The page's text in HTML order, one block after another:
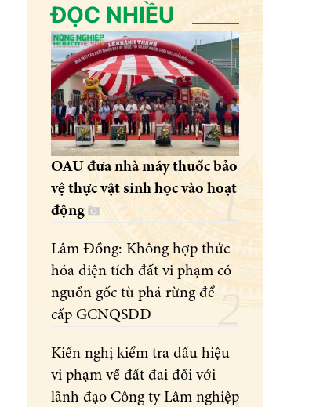
ĐỌC NHIỀU
OAU đưa nhà máy thuốc bảo
vệ thực vật sinh học vào hoạt
động
Lâm Đồng: Không hợp thức
hóa diện tích đất vi phạm có
nguồn gốc từ phá rừng để
cấp GCNQSDĐ
Kiến nghị kiểm tra dấu hiệu
vi phạm về đất đai đối với
lãnh đạo Công ty Lâm nghiệp